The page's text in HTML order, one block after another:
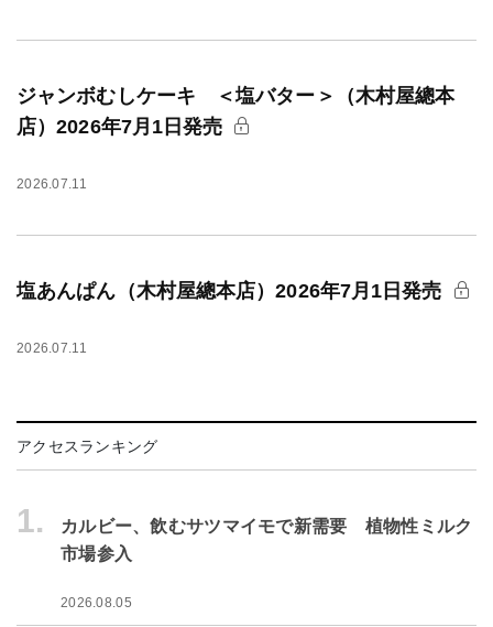
ジャンボむしケーキ ＜塩バター＞（木村屋總本
店）2026年7月1日発売
2026.07.11
塩あんぱん（木村屋總本店）2026年7月1日発売
2026.07.11
アクセスランキング
1.
カルビー、飲むサツマイモで新需要 植物性ミルク
市場参入
2026.08.05